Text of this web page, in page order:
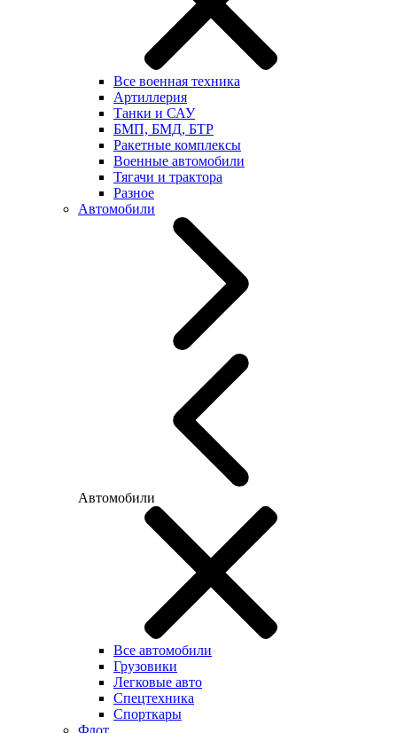
Все военная техника
Артиллерия
Танки и САУ
БМП, БМД, БТР
Ракетные комплексы
Военные автомобили
Тягачи и трактора
Разное
Автомобили
Автомобили
Все автомобили
Грузовики
Легковые авто
Спецтехника
Спорткары
Флот